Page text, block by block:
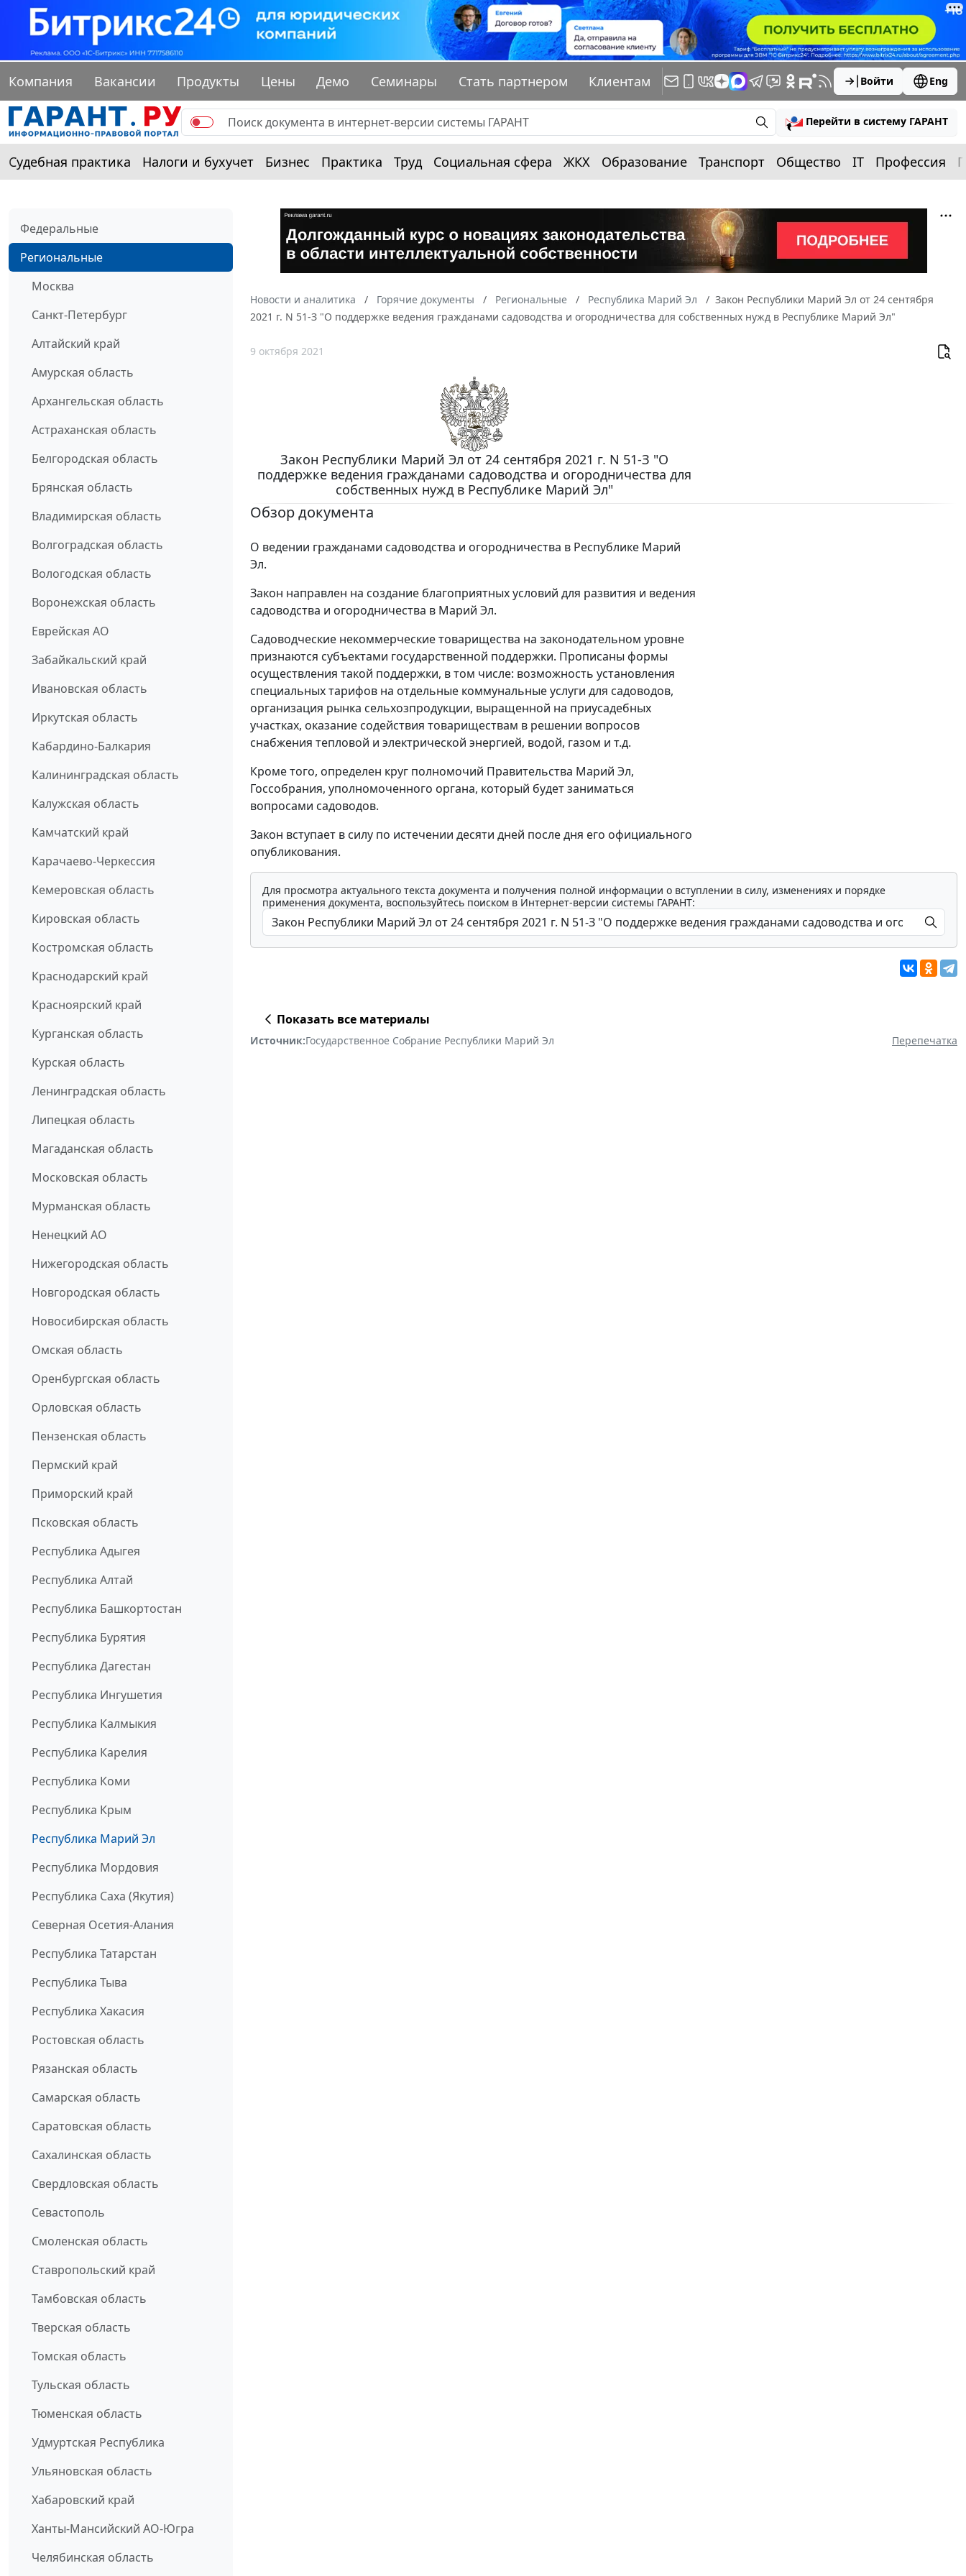
Компания Вакансии Продукты Цены Демо Семинары Стать партнером Клиентам Войти Eng
Перейти в систему ГАРАНТ
Судебная практика Налоги и бухучет Бизнес Практика Труд Социальная сфера ЖКХ Образование Транспорт Общество IT Профессия
Федеральные
Региональные
Москва
Санкт-Петербург
Алтайский край
Амурская область
Архангельская область
Астраханская область
Белгородская область
Брянская область
Владимирская область
Волгоградская область
Вологодская область
Воронежская область
Еврейская АО
Забайкальский край
Ивановская область
Иркутская область
Кабардино-Балкария
Калининградская область
Калужская область
Камчатский край
Карачаево-Черкессия
Кемеровская область
Кировская область
Костромская область
Краснодарский край
Красноярский край
Курганская область
Курская область
Ленинградская область
Липецкая область
Магаданская область
Московская область
Мурманская область
Ненецкий АО
Нижегородская область
Новгородская область
Новосибирская область
Омская область
Оренбургская область
Орловская область
Пензенская область
Пермский край
Приморский край
Псковская область
Республика Адыгея
Республика Алтай
Республика Башкортостан
Республика Бурятия
Республика Дагестан
Республика Ингушетия
Республика Калмыкия
Республика Карелия
Республика Коми
Республика Крым
Республика Марий Эл
Республика Мордовия
Республика Саха (Якутия)
Северная Осетия-Алания
Республика Татарстан
Республика Тыва
Республика Хакасия
Ростовская область
Рязанская область
Самарская область
Саратовская область
Сахалинская область
Свердловская область
Севастополь
Смоленская область
Ставропольский край
Тамбовская область
Тверская область
Томская область
Тульская область
Тюменская область
Удмуртская Республика
Ульяновская область
Хабаровский край
Ханты-Мансийский АО-Югра
Челябинская область
Новости и аналитика Горячие документы Региональные Республика Марий Эл
Закон Республики Марий Эл от 24 сентября
2021 г. N 51-З "О поддержке ведения гражданами садоводства и огородничества для собственных нужд в Республике Марий Эл"
9 октября 2021
Закон Республики Марий Эл от 24 сентября 2021 г. N 51-З "О
поддержке ведения гражданами садоводства и огородничества для
собственных нужд в Республике Марий Эл"
Обзор документа
О ведении гражданами садоводства и огородничества в Республике Марий
Эл.
Закон направлен на создание благоприятных условий для развития и ведения
садоводства и огородничества в Марий Эл.
Садоводческие некоммерческие товарищества на законодательном уровне
признаются субъектами государственной поддержки. Прописаны формы
осуществления такой поддержки, в том числе: возможность установления
специальных тарифов на отдельные коммунальные услуги для садоводов,
организация рынка сельхозпродукции, выращенной на приусадебных
участках, оказание содействия товариществам в решении вопросов
снабжения тепловой и электрической энергией, водой, газом и т.д.
Кроме того, определен круг полномочий Правительства Марий Эл,
Госсобрания, уполномоченного органа, который будет заниматься
вопросами садоводов.
Закон вступает в силу по истечении десяти дней после дня его официального
опубликования.
Для просмотра актуального текста документа и получения полной информации о вступлении в силу, изменениях и порядке
применения документа, воспользуйтесь поиском в Интернет-версии системы ГАРАНТ:
Показать все материалы
Источник:Государственное Собрание Республики Марий Эл Перепечатка